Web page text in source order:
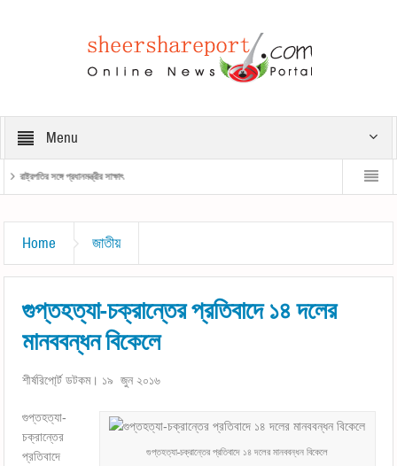
Menu
রাষ্ট্রপতির সঙ্গে প্রধানমন্ত্রীর সাক্ষাৎ
Home জাতীয়
গুপ্তহত্যা-চক্রান্তের প্রতিবাদে ১৪ দলের
মানববন্ধন বিকেলে
শীর্ষরিপো্র্ট ডটকম। ১৯ জুন ২০১৬
গুপ্তহত্যা-চক্রান্তের প্রতিবাদে ১৪ দলের মানববন্ধন বিকেলে
গুপ্তহত্যা-
চক্রান্তের
প্রতিবাদে